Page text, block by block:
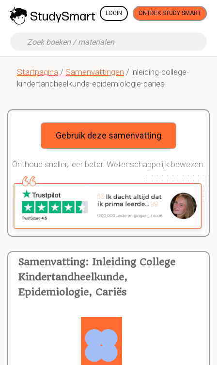
LOGIN ONTDEK STUDY SMART
Startpagina / Samenvattingen / inleiding-college-
kindertandheelkunde-epidemiologie-caries
Samenvatting: Inleiding College
Kindertandheelkunde,
Epidemiologie, Cariës
Gebruik deze samenvatting
Onthoud sneller, leer beter. Wetenschappelijk bewezen.